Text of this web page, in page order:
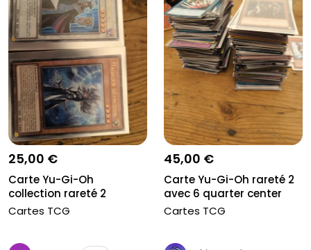
25,00 €
Carte Yu-Gi-Oh
collection rareté 2
Cartes TCG
45,00 €
Carte Yu-Gi-Oh rareté 2
avec 6 quarter center
Cartes TCG